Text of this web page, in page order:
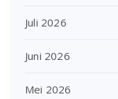
Juli 2026
Juni 2026
Mei 2026